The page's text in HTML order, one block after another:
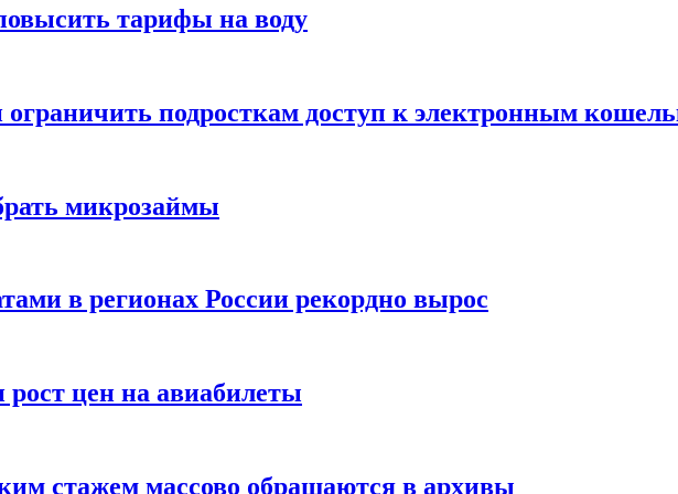
тарифы на воду
подросткам доступ к электронным
микрозаймы
в регионах России рекордно вырос
рост цен на авиабилеты
стажем массово обращаются в архивы